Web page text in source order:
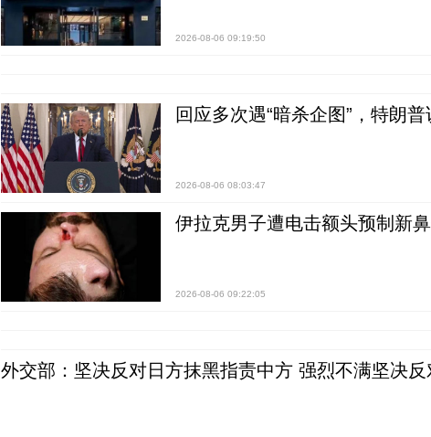
2026-08-06 09:19:50
回应多次遇“暗杀企图”，特朗
2026-08-06 08:03:47
伊拉克男子遭电击额头预制新
2026-08-06 09:22:05
外交部：坚决反对日方抹黑指责中方 强烈不满坚决反